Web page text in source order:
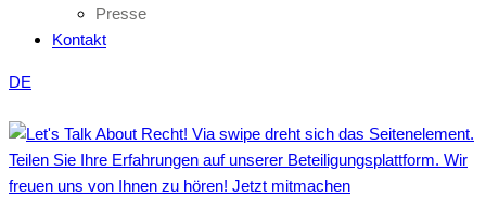
Presse
Kontakt
DE
Teilen Sie Ihre Erfahrungen auf unserer Beteiligungsplattform. Wir
freuen uns von Ihnen zu hören! Jetzt mitmachen